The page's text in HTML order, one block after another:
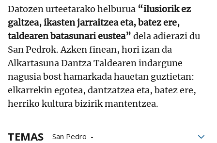
Datozen urteetarako helburua “ilusiorik ez
galtzea, ikasten jarraitzea eta, batez ere,
taldearen batasunari eustea” dela adierazi du
San Pedrok. Azken finean, hori izan da
Alkartasuna Dantza Taldearen indargune
nagusia bost hamarkada hauetan guztietan:
elkarrekin egotea, dantzatzea eta, batez ere,
herriko kultura bizirik mantentzea.
TEMAS
San Pedro